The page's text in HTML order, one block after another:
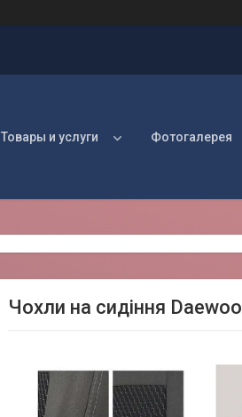
Товары и услуги Фотогалерея
Чохли на сидіння